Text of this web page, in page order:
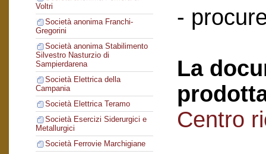
Voltri
Società anonima Franchi-
Gregorini
Società anonima Stabilimento
Silvestro Nasturzio di
Sampierdarena
Società Elettrica della
Campania
Società Elettrica Teramo
Società Esercizi Siderurgici e
Metallurgici
Società Ferrovie Marchigiane
-
La
Centro